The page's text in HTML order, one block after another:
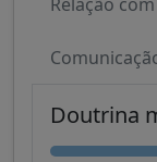
Doutrina